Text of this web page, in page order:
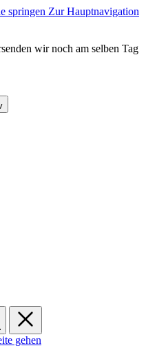
springen Zur Hauptnavigation
wir noch am selben Tag